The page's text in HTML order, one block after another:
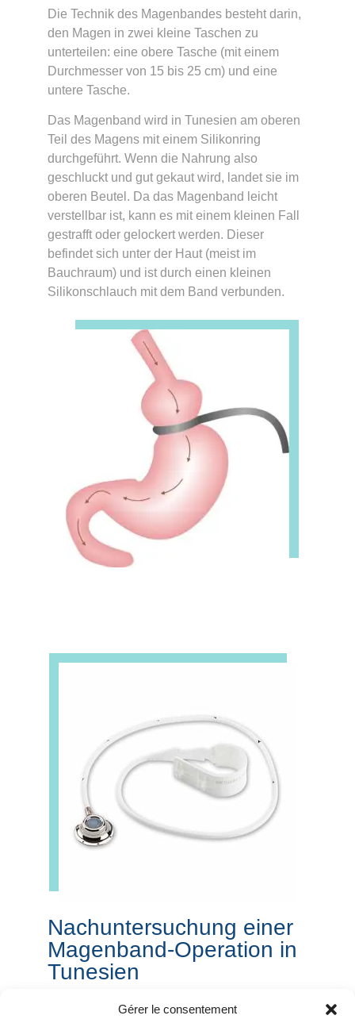
Gérer le consentement
Die Technik des Magenbandes besteht darin,
den Magen in zwei kleine Taschen zu
unterteilen: eine obere Tasche (mit einem
Durchmesser von 15 bis 25 cm) und eine
untere Tasche.
Das Magenband wird in Tunesien am oberen
Teil des Magens mit einem Silikonring
durchgeführt. Wenn die Nahrung also
geschluckt und gut gekaut wird, landet sie im
oberen Beutel. Da das Magenband leicht
verstellbar ist, kann es mit einem kleinen Fall
gestrafft oder gelockert werden. Dieser
befindet sich unter der Haut (meist im
Bauchraum) und ist durch einen kleinen
Silikonschlauch mit dem Band verbunden.
Nachuntersuchung einer
Magenband-Operation in
Tunesien
Die Arbeitsunterbrechung beträgt ca. 2